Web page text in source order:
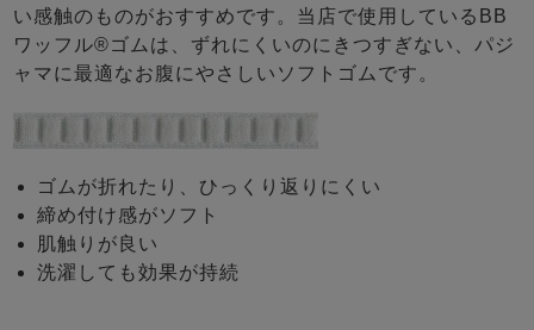
い感触のものがおすすめです。当店で使用しているBB
ワッフル®ゴムは、ずれにくいのにきつすぎない、パジ
ャマに最適なお腹にやさしいソフトゴムです。
ゴムが折れたり、ひっくり返りにくい
締め付け感がソフト
肌触りが良い
洗濯しても効果が持続